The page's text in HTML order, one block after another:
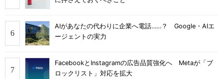
AIがあなたの代わりに企業へ電話……？ Google・AIエ
ージェントの実力
FacebookとInstagramの広告品質強化へ Metaが「ブ
ロックリスト」対応を拡大